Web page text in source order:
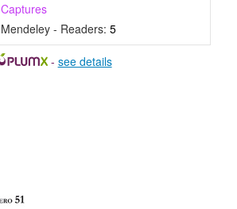
Captures
Mendeley - Readers: 5
- see details